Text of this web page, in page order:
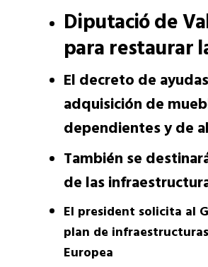
Diputació de
para restaurar
El decreto de
adquisición de
dependientes y de
También se
de las
El president solicita al
plan de
Europea